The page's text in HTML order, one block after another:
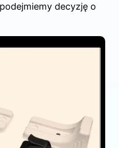
decyzję o